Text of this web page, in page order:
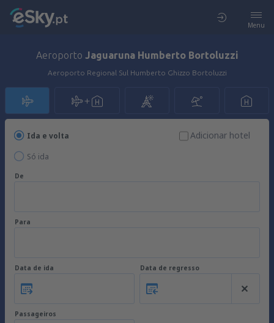
Menu
Aeroporto Jaguaruna Humberto Bortoluzzi
Aeroporto Regional Sul Humberto Ghizzo Bortoluzzi
Ida e volta
Só ida
Adicionar hotel
De
Para
Data de ida Data de regresso
Passageiros